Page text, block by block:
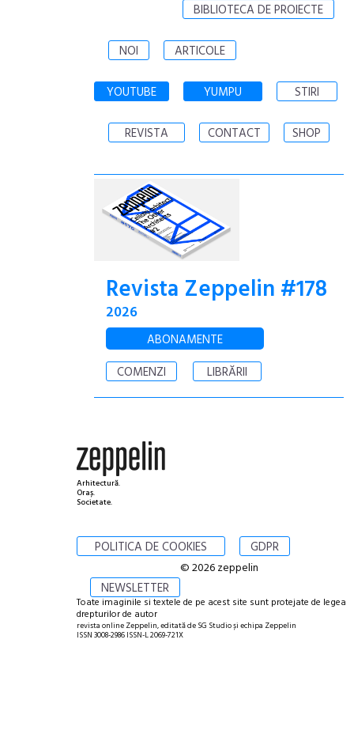
BIBLIOTECA DE PROIECTE
NOI ARTICOLE
YOUTUBE YUMPU STIRI
REVISTA CONTACT SHOP
Revista Zeppelin #178
2026
ABONAMENTE
COMENZI
LIBRĂRII
Arhitectură.
Oraș.
Societate.
POLITICA DE COOKIES GDPR
NEWSLETTER
© 2026 zeppelin
Toate imaginile si textele de pe acest site sunt protejate de legea
drepturilor de autor
revista online Zeppelin, editată de SG Studio și echipa Zeppelin
ISSN 3008-2986 ISSN-L 2069-721X